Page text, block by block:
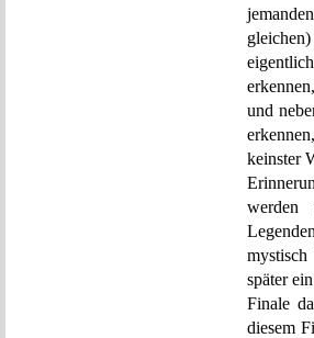
und
keinster
werden
später
Finale
diesem